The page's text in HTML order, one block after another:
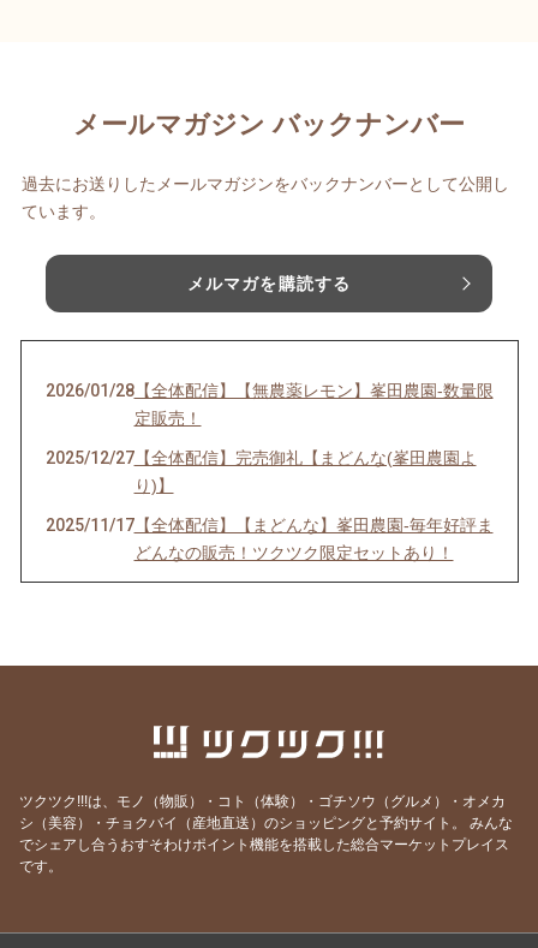
メールマガジン バックナンバー
過去にお送りしたメールマガジンをバックナンバーとして公開し
ています。
メルマガを購読する
2026/01/28【全体配信】【無農薬レモン】峯田農園-数量限
定販売！
2025/12/27【全体配信】完売御礼【まどんな(峯田農園よ
り)】
2025/11/17【全体配信】【まどんな】峯田農園-毎年好評ま
どんなの販売！ツクツク限定セットあり！
子ども食堂をやってみて分かったこと5〜子供
の変化はすぐわかる〜
2025/01/13 子ども食堂をやってみて分かったこと4〜大人
の変化はじわり〜
2025/01/12
2025/01/10子ども食堂をやってみて分かったこと2〜私が
ツクツク!!!は、モノ（物販）・コト（体験）・ゴチソウ（グルメ）・オメカ
シ（美容）・チョクバイ（産地直送）のショッピングと予約サイト。
みんな
でシェアし合うおすそわけポイント機能を搭載した総合マーケットプレイス
です。